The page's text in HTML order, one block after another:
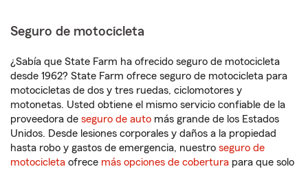
Seguro de motocicleta
¿Sabía que State Farm ha ofrecido seguro de motocicleta
desde 1962? State Farm ofrece seguro de motocicleta para
motocicletas de dos y tres ruedas, ciclomotores y
motonetas. Usted obtiene el mismo servicio confiable de la
proveedora de seguro de auto más grande de los Estados
Unidos. Desde lesiones corporales y daños a la propiedad
hasta robo y gastos de emergencia, nuestro seguro de
motocicleta ofrece más opciones de cobertura para que solo